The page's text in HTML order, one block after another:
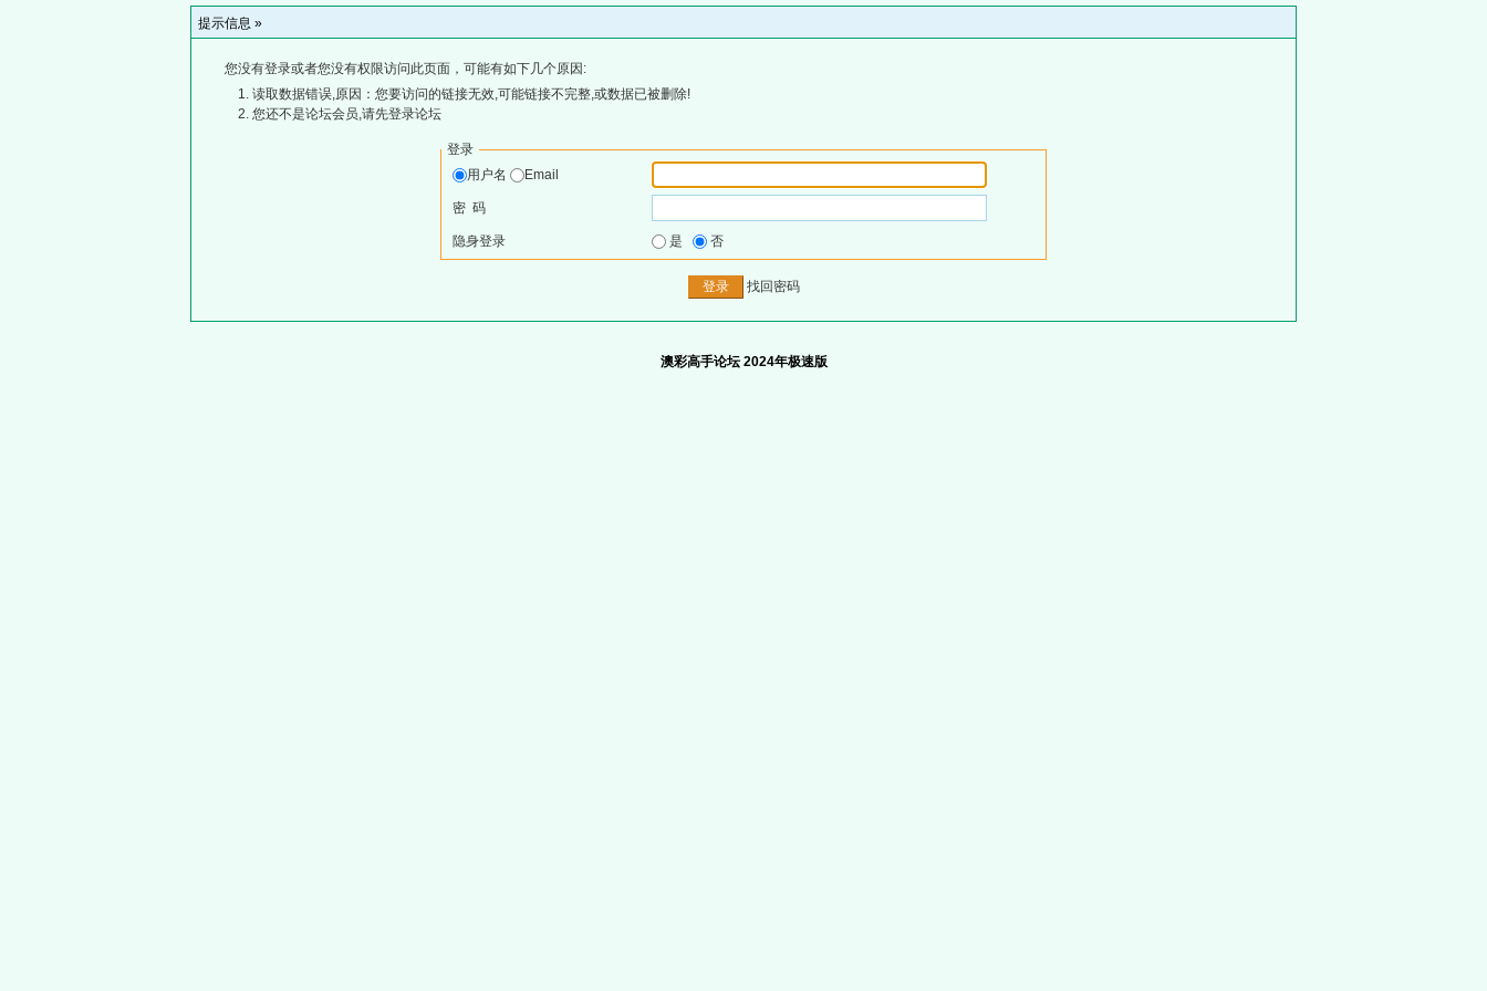
提示信息 »
您没有登录或者您没有权限访问此页面，可能有如下几个原因:
读取数据错误,原因：您要访问的链接无效,可能链接不完整,或数据已被删除!
您还不是论坛会员,请先登录论坛
登录
用户名
Email
密 码
隐身登录 是 否
找回密码
澳彩高手论坛 2024年极速版